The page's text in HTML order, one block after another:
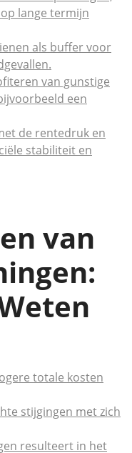
lange termijn
als buffer voor
van gunstige
een
de rentedruk en
stabiliteit en
van
totale kosten
stijgingen met zich
resulteert in het